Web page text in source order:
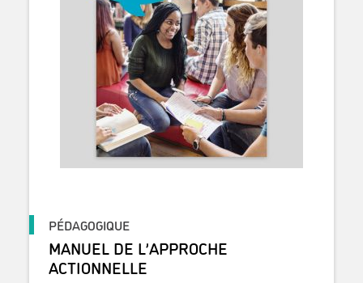
PÉDAGOGIQUE
MANUEL DE L’APPROCHE
ACTIONNELLE